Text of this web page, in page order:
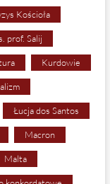
Kościoła
prof. Salij
Kurdowie
Łucja dos Santos
Macron
Malta